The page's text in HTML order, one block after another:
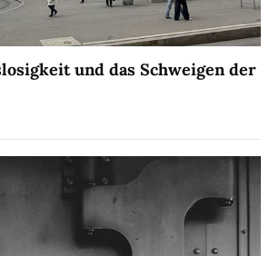
und das Schweigen der